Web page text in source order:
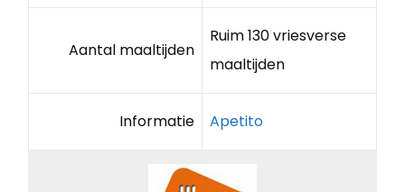
Aantal maaltijden
Ruim 130 vriesverse
maaltijden
Informatie Apetito